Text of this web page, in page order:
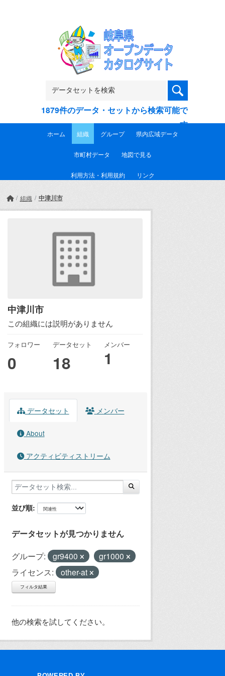
1879件のデータ・セットから検索可能で
す
ホーム 組織 グループ 県内広域データ
市町村データ 地図で見る
利用方法・利用規約 リンク
組織 中津川市
中津川市
この組織には説明がありません
フォロワー
0
データセット
18
メンバー
1
データセット メンバー
About
アクティビティストリーム
並び順
データセットが見つかりません
グループ: gr9400
gr1000
ライセンス:
other-at
フィルタ結果
他の検索を試してください。